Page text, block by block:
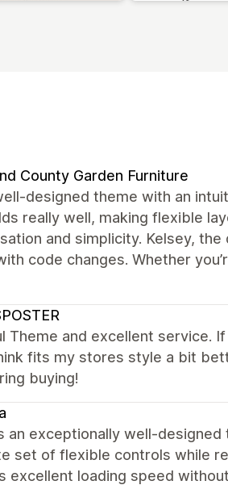
County Garden Furniture
designed theme with an
really well, making flexible
and simplicity. Kelsey,
code changes. Whether
Theme and excellent service.
fits my stores style a bit
buying!
an exceptionally well-
set of flexible controls while
excellent loading speed